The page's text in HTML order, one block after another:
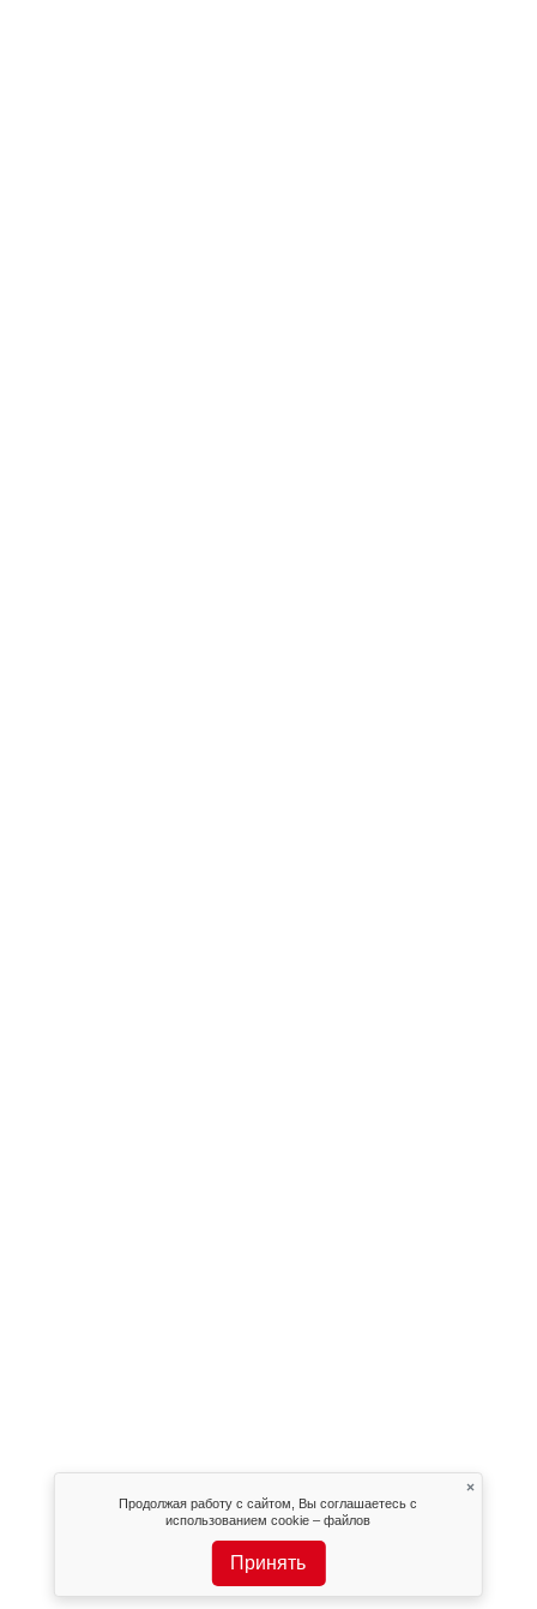
Продолжая работу с сайтом, Вы соглашаетесь с
использованием cookie – файлов
Принять
×